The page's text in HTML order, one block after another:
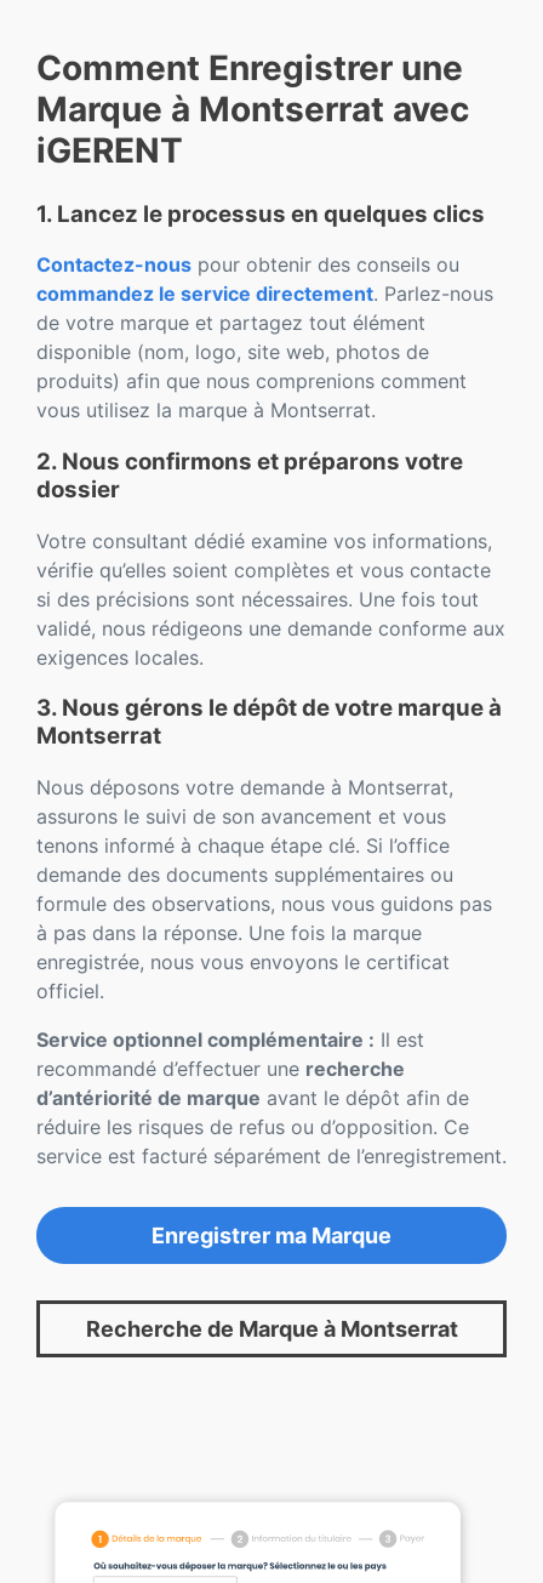
Comment Enregistrer une
Marque à Montserrat avec
iGERENT
1. Lancez le processus en quelques clics
Contactez-nous pour obtenir des conseils ou
commandez le service directement. Parlez-nous
de votre marque et partagez tout élément
disponible (nom, logo, site web, photos de
produits) afin que nous comprenions comment
vous utilisez la marque à Montserrat.
2. Nous confirmons et préparons votre
dossier
Votre consultant dédié examine vos informations,
vérifie qu’elles soient complètes et vous contacte
si des précisions sont nécessaires. Une fois tout
validé, nous rédigeons une demande conforme aux
exigences locales.
3. Nous gérons le dépôt de votre marque à
Montserrat
Nous déposons votre demande à Montserrat,
assurons le suivi de son avancement et vous
tenons informé à chaque étape clé. Si l’office
demande des documents supplémentaires ou
formule des observations, nous vous guidons pas
à pas dans la réponse. Une fois la marque
enregistrée, nous vous envoyons le certificat
officiel.
Service optionnel complémentaire : Il est
recommandé d’effectuer une recherche
d’antériorité de marque avant le dépôt afin de
réduire les risques de refus ou d’opposition. Ce
service est facturé séparément de l’enregistrement.
Enregistrer ma Marque
Recherche de Marque à Montserrat